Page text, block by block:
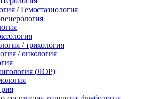
/ Гемостазиология
/ трихология
/ онкология
(ЛОР)